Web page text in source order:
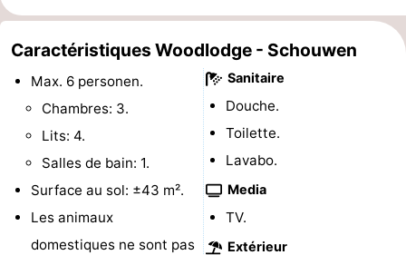
de
vue
-
Croisières
-
Terrains
de
jeux
Aires
de
jeux
Bowling
-
Parcours
Centres
Caractéristiques Woodlodge - Schouwen
Max. 6 personen.
Chambres: 3.
Lits: 4.
Salles de bain: 1.
Surface au sol: ±43 m².
Les animaux
domestiques ne sont pas
Sanitaire
Douche.
Toilette.
Lavabo.
Media
TV.
Extérieur